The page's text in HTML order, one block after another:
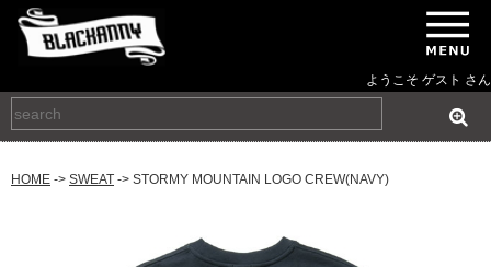
ようこそ ゲスト さん
HOME -> SWEAT -> STORMY MOUNTAIN LOGO CREW(NAVY)